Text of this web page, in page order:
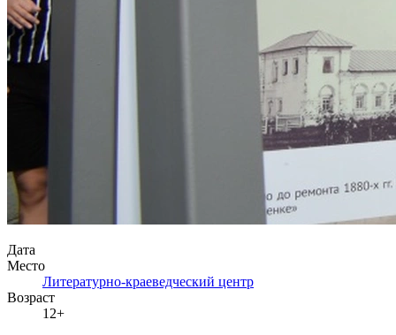
Дата
Место
Литературно-краеведческий центр
Возраст
12+